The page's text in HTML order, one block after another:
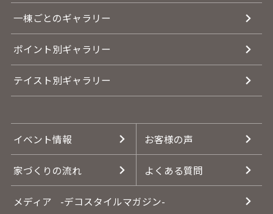
一棟ごとのギャラリー
ポイント別ギャラリー
テイスト別ギャラリー
イベント情報 お客様の声
家づくりの流れ よくある質問
メディア -デコスタイルマガジン-